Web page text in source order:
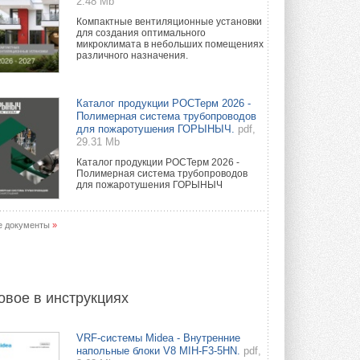
Компактные вентиляционные установки
для создания оптимального
микроклимата в небольших помещениях
различного назначения.
Каталог продукции РОСТерм 2026 -
Полимерная система трубопроводов
для пожаротушения ГОРЫНЫЧ.
pdf,
29.31 Mb
Каталог продукции РОСТерм 2026 -
Полимерная система трубопроводов
для пожаротушения ГОРЫНЫЧ
документы »
в инструкциях
VRF-системы Midea - Внутренние
напольные блоки V8 MIH-F3-5HN. pdf,